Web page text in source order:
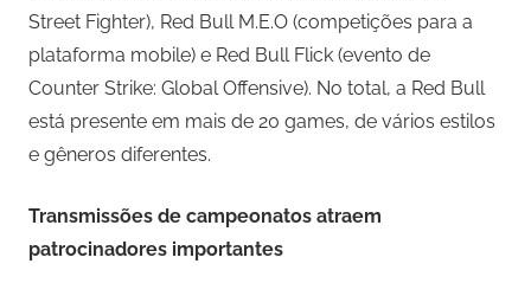
Street Fighter), Red Bull M.E.O (competições para a
plataforma mobile) e Red Bull Flick (evento de
Counter Strike: Global Offensive). No total, a Red Bull
está presente em mais de 20 games, de vários estilos
e gêneros diferentes.
Transmissões de campeonatos atraem
patrocinadores importantes